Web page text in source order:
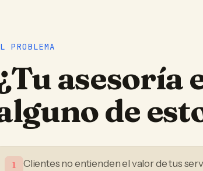
PROBLEMA
asesoría
de
1 Clientes no entienden el valor de tus